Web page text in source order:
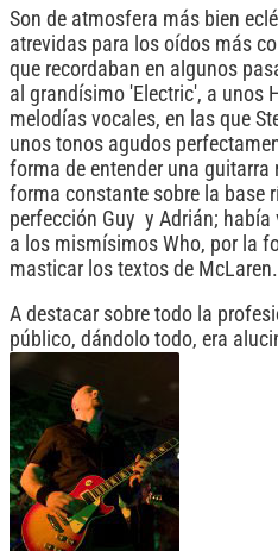
Son de atmosfera más bien
atrevidas para los oídos más
que recordaban en algunos
al grandísimo 'Electric', a unos
melodías vocales, en las que
unos tonos agudos
forma de entender una guitarra
forma constante sobre la base
perfección Guy y Adrián; había
a los mismísimos Who, por la
masticar los textos de McLaren.
A destacar sobre todo la
público, dándolo todo, era